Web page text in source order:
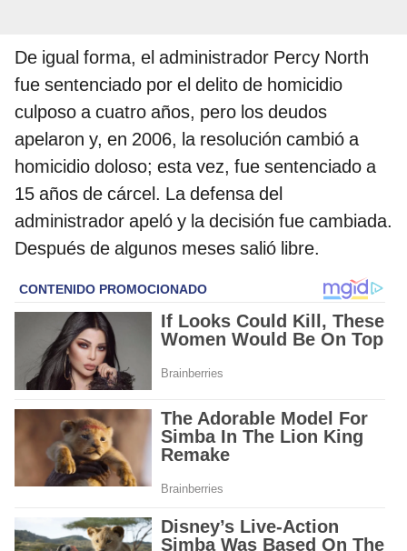
De igual forma, el administrador Percy North
fue sentenciado por el delito de homicidio
culposo a cuatro años, pero los deudos
apelaron y, en 2006, la resolución cambió a
homicidio doloso; esta vez, fue sentenciado a
15 años de cárcel. La defensa del
administrador apeló y la decisión fue cambiada.
Después de algunos meses salió libre.